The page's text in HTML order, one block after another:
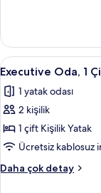
daha
fazla
detay
Executive
Oda,
Çift
Kişilik
Yatak,
Sigara
İçilmez
5
Executive Oda, 1
1 yatak odası
2 kişilik
1 çift Kişilik Yatak
Ücretsiz kablosuz
Daha çok detay
Executive